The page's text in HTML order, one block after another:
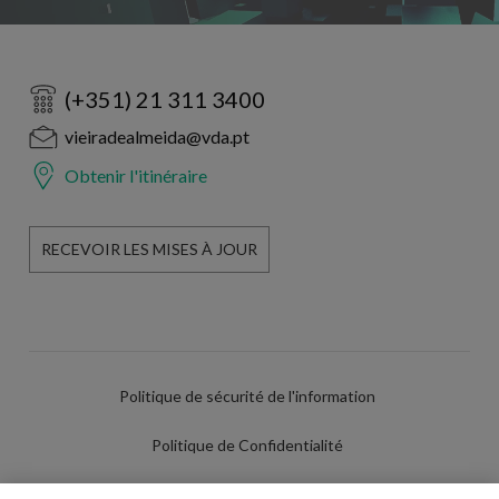
(+351) 21 311 3400
vieiradealmeida@vda.pt
Obtenir l'itinéraire
RECEVOIR LES MISES À JOUR
Politique de sécurité de l'information
Politique de Confidentialité